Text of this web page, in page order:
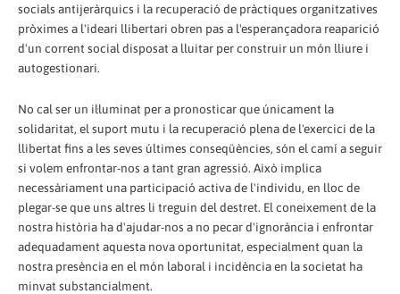
socials antijeràrquics i la recuperació de pràctiques organitzatives
pròximes a l'ideari llibertari obren pas a l'esperançadora reaparició
d'un corrent social disposat a lluitar per construir un món lliure i
autogestionari.
No cal ser un il·luminat per a pronosticar que únicament la
solidaritat, el suport mutu i la recuperació plena de l'exercici de la
llibertat fins a les seves últimes conseqüències, són el camí a seguir
si volem enfrontar-nos a tant gran agressió. Això implica
necessàriament una participació activa de l'individu, en lloc de
plegar-se que uns altres li treguin del destret. El coneixement de la
nostra història ha d'ajudar-nos a no pecar d'ignorància i enfrontar
adequadament aquesta nova oportunitat, especialment quan la
nostra presència en el món laboral i incidència en la societat ha
minvat substancialment.